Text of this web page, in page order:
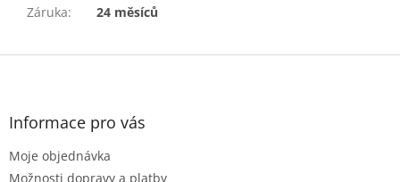
Záruka: 24 měsíců
Z
Informace pro vás
Moje objednávka
Možnosti dopravy a platby